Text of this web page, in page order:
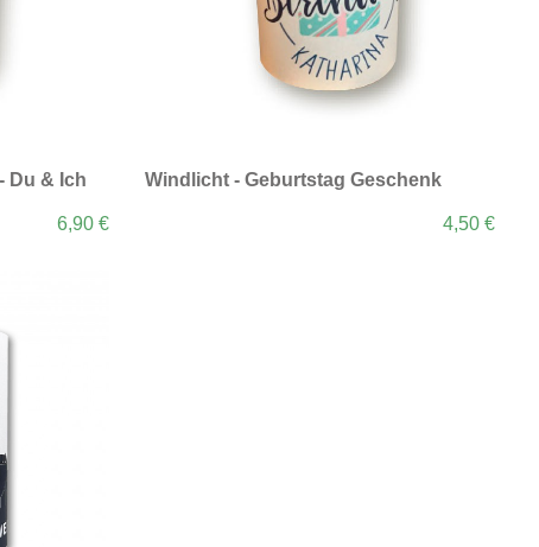
Du & Ich
6,90 €
Windlicht - Geburtstag Geschenk
4,50 €